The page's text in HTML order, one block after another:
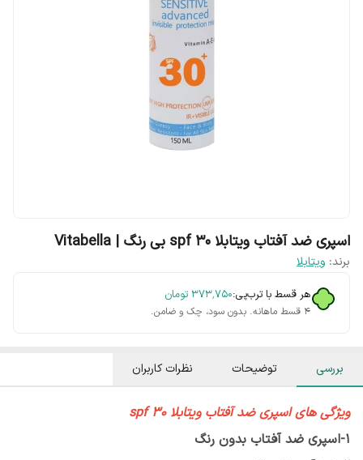
اسپری ضد آفتاب ویتابلا spf 30 بی رنگ | Vitabella
برند: ویتابلا
هر قسط با ترب‌پی:۳۷۳٬۷۵۰ تومان
۴ قسط ماهانه. بدون سود، چک و ضامن.
بررسی توضیحات نظرات کاربران
ویژگی های اسپری ضد آفتاب ویتابلا spf 30
1-اسپری ضد آفتاب بدون رنگ